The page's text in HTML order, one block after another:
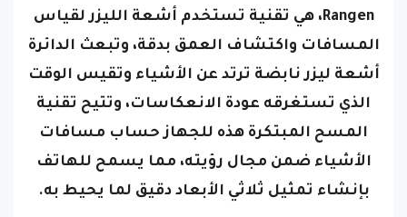
Rangen، هي تقنية تستخدم أشعة الليزر لقياس
المسافات واكتشاف العمق بدقة، وتبعث الدائرة
أشعة ليزر نابضة ترتد عن الأشياء وتقيس الوقت
الذي تستغرقه عودة الانعكاسات، وتتيح تقنية
المسح المبتكرة هذه للجهاز حساب مسافات
الأشياء ضمن مجال رؤيته، مما يسمح للهاتف
بإنشاء تمثيل ثلاثي الأبعاد دقيق لما يحيط به.